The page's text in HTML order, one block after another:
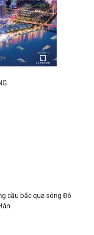
cầu bắc qua sông Đô